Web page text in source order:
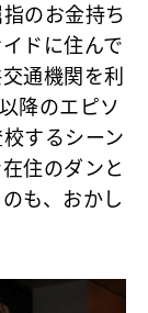
のお金持ち
ドに住んで
通機関を利
降のエピソ
するシーン
住のダンと
も、おかし